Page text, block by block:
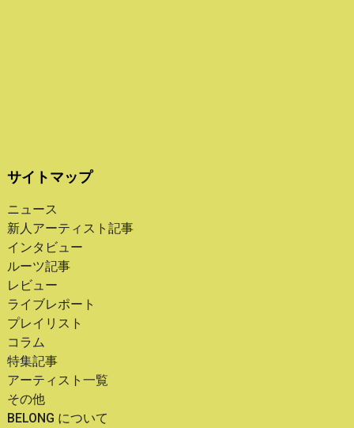
サイトマップ
ニュース
新人アーティスト記事
インタビュー
ルーツ記事
レビュー
ライブレポート
プレイリスト
コラム
特集記事
アーティスト一覧
その他
BELONG について